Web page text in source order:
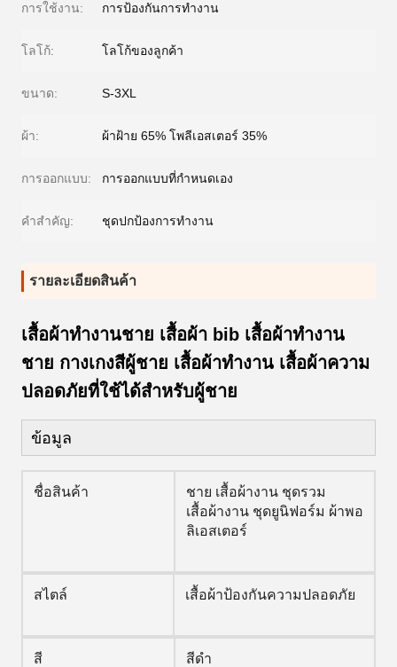
การใช้งาน: การป้องกันการทำงาน
โลโก้: โลโก้ของลูกค้า
ขนาด: S-3XL
ผ้า: ผ้าฝ้าย 65% โพลีเอสเตอร์ 35%
การออกแบบ: การออกแบบที่กำหนดเอง
คําสําคัญ: ชุดปกป้องการทํางาน
รายละเอียดสินค้า
เสื้อผ้าทํางานชาย เสื้อผ้า bib เสื้อผ้าทํางาน
ชาย กางเกงสีผู้ชาย เสื้อผ้าทํางาน เสื้อผ้าความ
ปลอดภัยที่ใช้ได้สําหรับผู้ชาย
ข้อมูล
ชื่อสินค้า
ชาย เสื้อผ้างาน ชุดรวม
เสื้อผ้างาน ชุดยูนิฟอร์ม ผ้าพอ
ลิเอสเตอร์
สไตล์ เสื้อผ้าป้องกันความปลอดภัย
สี สีดํา